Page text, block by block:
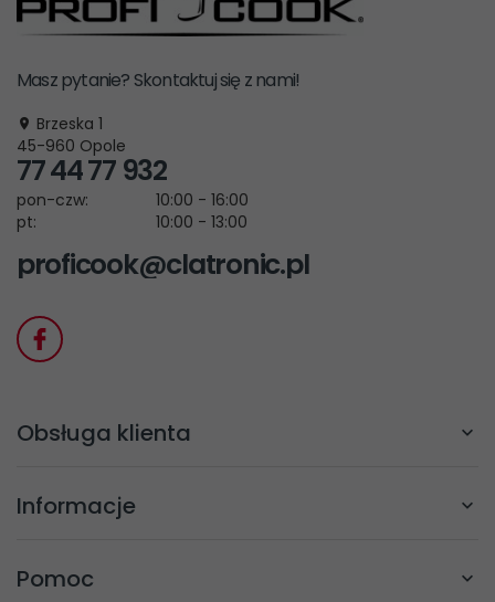
Masz pytanie? Skontaktuj się z nami!
Brzeska 1
45-960 Opole
77 44 77 932
pon-czw:
10:00 - 16:00
pt:
10:00 - 13:00
proficook@clatronic.pl
Obsługa klienta
Informacje
Pomoc